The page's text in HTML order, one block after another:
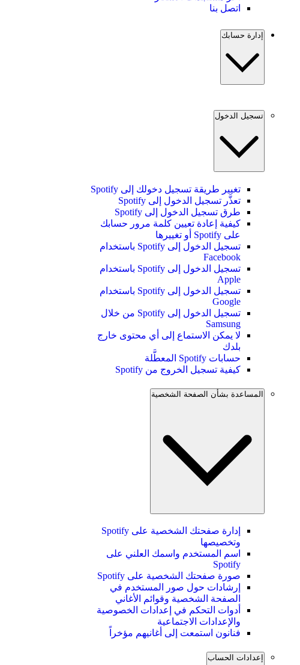
اتصل بنا
إدارة حسابك
تسجيل الدخول
تغيير طريقة تسجيل دخولك إلى Spotify
تعذَّر تسجيل الدخول إلى Spotify
طرق تسجيل الدخول إلى Spotify
كيفية إعادة تعيين كلمة مرور حسابك
على Spotify أو تغييرها
تسجيل الدخول إلى Spotify باستخدام
Facebook
تسجيل الدخول إلى Spotify باستخدام
Apple
تسجيل الدخول إلى Spotify باستخدام
Google
تسجيل الدخول إلى Spotify من خلال
Samsung
لا يمكن الاستماع إلى أي محتوى خارج
بلدك
حسابات Spotify المعطَّلة
كيفية تسجيل الخروج من Spotify
المساعدة بشأن الصفحة الشخصية
إدارة صفحتك الشخصية على Spotify
وتخصيصها
اسم المستخدم واسمك العلني على
Spotify
صورة صفحتك الشخصية على Spotify
إرشادات حول صور المستخدم في
الصفحة الشخصية وقوائم الأغاني
أدوات التحكم في إعدادات الخصوصية
والإعدادات الاجتماعية
فنانون استمعت إلى أغانيهم مؤخراً
إعدادات الحساب